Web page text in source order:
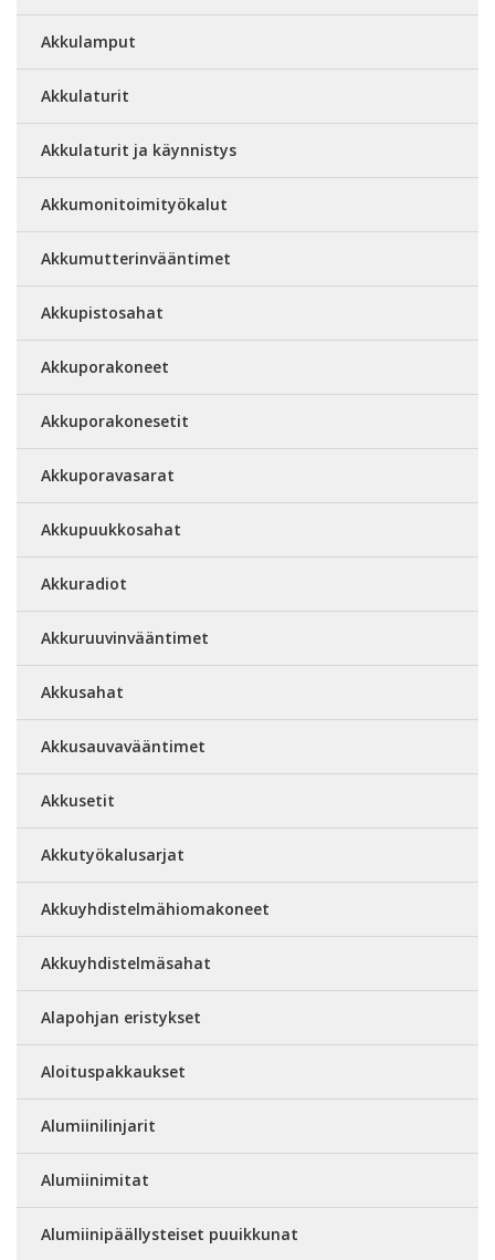
Akkulamput
Akkulaturit
Akkulaturit ja käynnistys
Akkumonitoimityökalut
Akkumutterinvääntimet
Akkupistosahat
Akkuporakoneet
Akkuporakonesetit
Akkuporavasarat
Akkupuukkosahat
Akkuradiot
Akkuruuvinvääntimet
Akkusahat
Akkusauvavääntimet
Akkusetit
Akkutyökalusarjat
Akkuyhdistelmähiomakoneet
Akkuyhdistelmäsahat
Alapohjan eristykset
Aloituspakkaukset
Alumiinilinjarit
Alumiinimitat
Alumiinipäällysteiset puuikkunat